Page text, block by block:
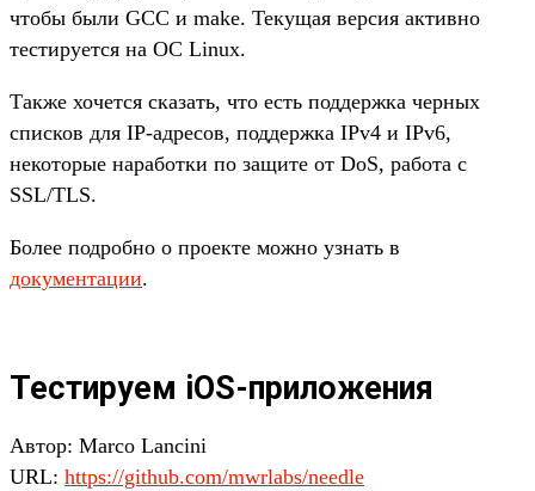
чтобы были GCC и make. Текущая версия активно
тестируется на ОС Linux.
Также хочется сказать, что есть поддержка черных
списков для IP-адресов, поддержка IPv4 и IPv6,
некоторые наработки по защите от DoS, работа с
SSL/TLS.
Более подробно о проекте можно узнать в
документации.
Тестируем iOS-приложения
Автор: Marco Lancini
URL: https://github.com/mwrlabs/needle